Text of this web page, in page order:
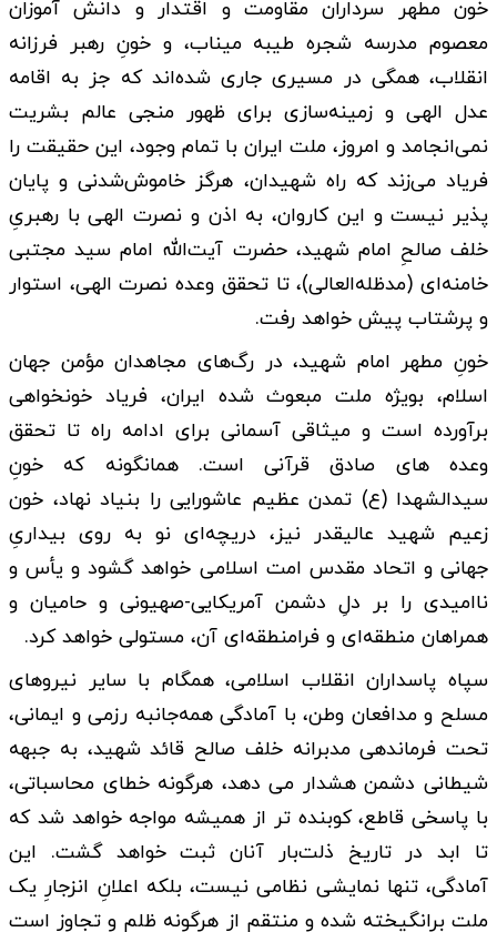
خون مطهر سرداران مقاومت و اقتدار و دانش آموزان
معصوم مدرسه شجره طیبه میناب، و خونِ رهبر فرزانه
انقلاب، همگی در مسیری جاری شده‌اند که جز به اقامه
عدل الهی و زمینه‌سازی برای ظهور منجی عالم بشریت
نمی‌انجامد و امروز، ملت ایران با تمام وجود، این حقیقت را
فریاد می‌زند که راه شهیدان، هرگز خاموش‌شدنی و پایان
پذیر نیست و این کاروان، به اذن و نصرت الهی با رهبریِ
خلف صالحِ امام شهید، حضرت آیت‌الله امام سید مجتبی
خامنه‌ای (مدظله‌العالی)، تا تحقق وعده نصرت الهی، استوار
و پرشتاب پیش خواهد رفت.
خونِ مطهر امام شهید، در رگ‌های مجاهدان مؤمن جهان
اسلام، بویژه ملت مبعوث شده ایران، فریاد خونخواهی
برآورده است و میثاقی آسمانی برای ادامه راه تا تحقق
وعده های صادق قرآنی است. همانگونه که خونِ
سیدالشهدا (ع) تمدن عظیم عاشورایی را بنیاد نهاد، خون
زعیم شهید عالیقدر نیز، دریچه‌ای نو به روی بیداریِ
جهانی و اتحاد مقدس امت اسلامی خواهد گشود و یأس و
ناامیدی را بر دلِ دشمن آمریکایی-صهیونی و حامیان و
همراهان منطقه‌ای و فرامنطقه‌ای آن، مستولی خواهد کرد.
سپاه پاسداران انقلاب اسلامی، همگام با سایر نیروهای
مسلح و مدافعان وطن، با آمادگی همه‌جانبه رزمی و ایمانی،
تحت فرماندهی مدبرانه خلف صالح قائد شهید، به جبهه
شیطانی دشمن هشدار می دهد، هرگونه خطای محاسباتی،
با پاسخی قاطع، کوبنده تر از همیشه مواجه خواهد شد که
تا ابد در تاریخ ذلت‌بار آنان ثبت خواهد گشت. این
آمادگی، تنها نمایشی نظامی نیست، بلکه اعلانِ انزجارِ یک
ملت برانگیخته شده و منتقم از هرگونه ظلم و تجاوز است